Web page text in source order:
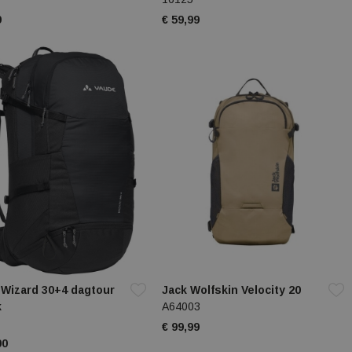
€ 59,99
30+4 dagtour
Jack Wolfskin Velocity 20
A64003
€ 99,99